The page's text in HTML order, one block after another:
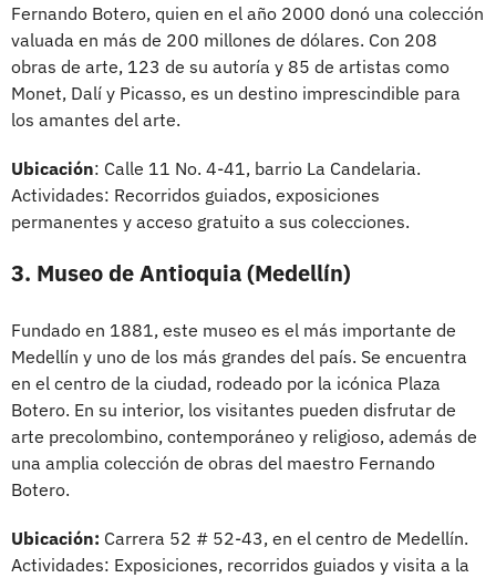
Fernando Botero, quien en el año 2000 donó una colección
valuada en más de 200 millones de dólares. Con 208
obras de arte, 123 de su autoría y 85 de artistas como
Monet, Dalí y Picasso, es un destino imprescindible para
los amantes del arte.
Ubicación: Calle 11 No. 4-41, barrio La Candelaria.
Actividades: Recorridos guiados, exposiciones
permanentes y acceso gratuito a sus colecciones.
3. Museo de Antioquia (Medellín)
Fundado en 1881, este museo es el más importante de
Medellín y uno de los más grandes del país. Se encuentra
en el centro de la ciudad, rodeado por la icónica Plaza
Botero. En su interior, los visitantes pueden disfrutar de
arte precolombino, contemporáneo y religioso, además de
una amplia colección de obras del maestro Fernando
Botero.
Ubicación: Carrera 52 # 52-43, en el centro de Medellín.
Actividades: Exposiciones, recorridos guiados y visita a la